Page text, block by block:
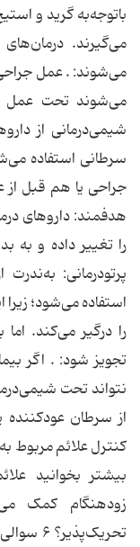
باتوجه‌به گرید و
می‌گیرند.
می‌شوند: . عمل
می‌شوند تحت عمل
شیمی‌درمانی از
سرطانی استفاده
جراحی یا هم قبل
هدفمند: داروهای
را تغییر داده و
پرتودرمانی:
استفاده می‌شود؛
را درگیر می‌کند.
تجویز شود: . اگر
نتواند تحت
از سرطان
کنترل علائم مربوط
بیشتر بخوانید
زودهنگام کمک